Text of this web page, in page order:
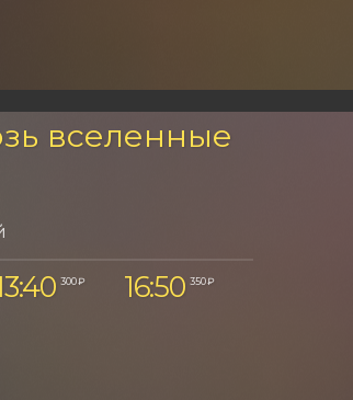
вселенные
300 ₽ 16:50 350 ₽